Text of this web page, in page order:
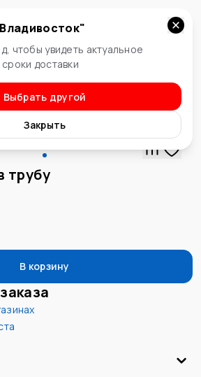
Владивосток"
чтобы увидеть актуальное
доставки
Выбрать другой
Закрыть
трубу
В корзину